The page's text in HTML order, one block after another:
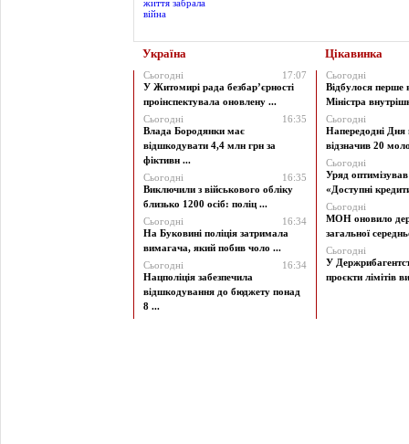
Україна Цікавинка
Сьогодні
17:07
У Житомирі рада безбар’єрності
проінспектувала оновлену ...
Сьогодні
16:35
Влада Бородянки має
відшкодувати 4,4 млн грн за
фіктивн ...
Сьогодні
16:35
Виключили з військового обліку
близько 1200 осіб: поліц ...
Сьогодні
16:34
На Буковині поліція затримала
вимагача, який побив чоло ...
Сьогодні
16:34
Нацполіція забезпечила
відшкодування до бюджету понад
8 ...
Сьогодні
Відбулося перше
Міністра
Сьогодні
Напередодні Дня
відзначив 20
Сьогодні
Уряд
«Доступні
Сьогодні
МОН оновило
загальної
Сьогодні
У
проєкти лімітів